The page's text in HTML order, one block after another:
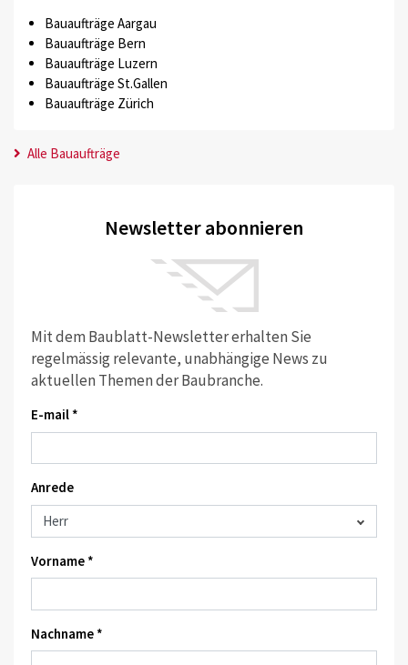
Bauaufträge Aargau
Bauaufträge Bern
Bauaufträge Luzern
Bauaufträge St.Gallen
Bauaufträge Zürich
Alle Bauaufträge
Newsletter abonnieren
Mit dem Baublatt-Newsletter erhalten Sie
regelmässig relevante, unabhängige News zu
aktuellen Themen der Baubranche.
E-mail *
Anrede
Vorname *
Nachname *